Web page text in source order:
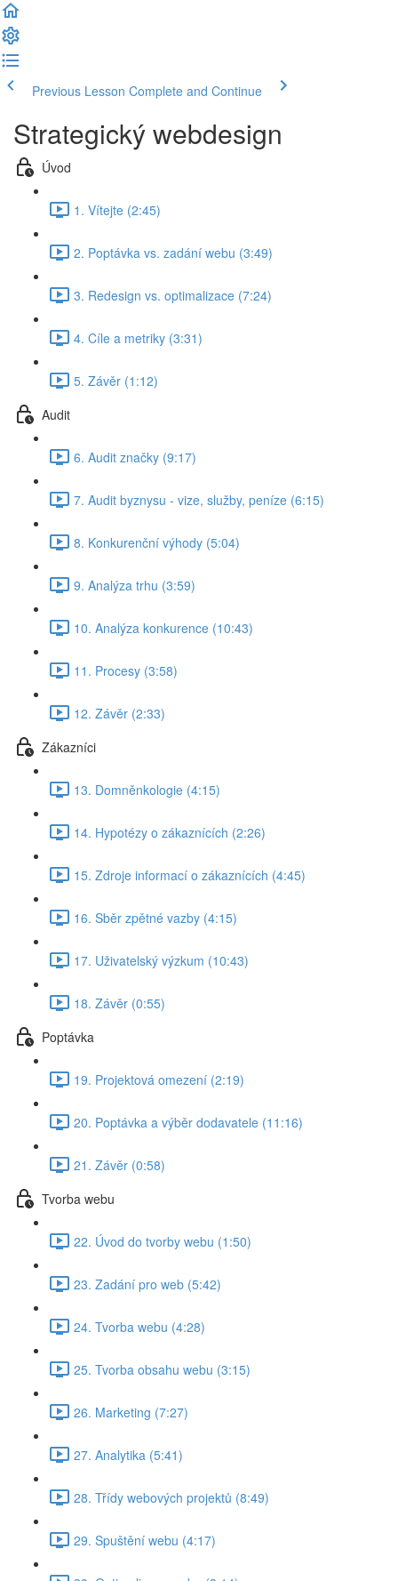
Previous Lesson Complete and Continue
Strategický webdesign
Úvod
1. Vítejte (2:45)
2. Poptávka vs. zadání webu (3:49)
3. Redesign vs. optimalizace (7:24)
4. Cíle a metriky (3:31)
5. Závěr (1:12)
Audit
6. Audit značky (9:17)
7. Audit byznysu - vize, služby, peníze (6:15)
8. Konkurenční výhody (5:04)
9. Analýza trhu (3:59)
10. Analýza konkurence (10:43)
11. Procesy (3:58)
12. Závěr (2:33)
Zákazníci
13. Domněnkologie (4:15)
14. Hypotézy o zákaznících (2:26)
15. Zdroje informací o zákaznících (4:45)
16. Sběr zpětné vazby (4:15)
17. Uživatelský výzkum (10:43)
18. Závěr (0:55)
Poptávka
19. Projektová omezení (2:19)
20. Poptávka a výběr dodavatele (11:16)
21. Závěr (0:58)
Tvorba webu
22. Úvod do tvorby webu (1:50)
23. Zadání pro web (5:42)
24. Tvorba webu (4:28)
25. Tvorba obsahu webu (3:15)
26. Marketing (7:27)
27. Analytika (5:41)
28. Třídy webových projektů (8:49)
29. Spuštění webu (4:17)